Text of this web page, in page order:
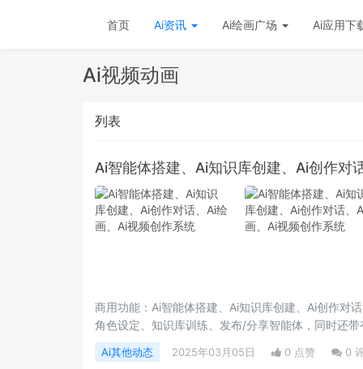
首页 Ai资讯 Ai绘画广场 Ai应用下
Ai视频动画
列表
Ai智能体搭建、Ai知识库创建、Ai创作对
商用功能：Ai智能体搭建、Ai知识库创建、Ai创作对
角色设定、知识库训练、发布/分享智能体，同时还
大的第三方对接能力。适用于企业智能客服、企业智
使用价值！应用工具：
Ai其他动态 2025年03月05日 0 点赞 0